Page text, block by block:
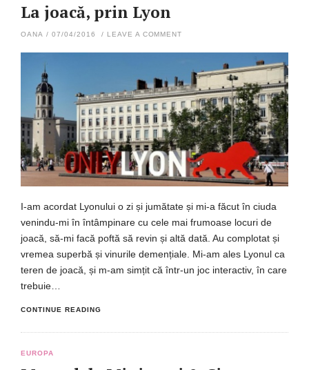
La joacă, prin Lyon
OANA / 07/04/2016 / LEAVE A COMMENT
I-am acordat Lyonului o zi și jumătate și mi-a făcut în ciuda
venindu-mi în întâmpinare cu cele mai frumoase locuri de
joacă, să-mi facă poftă să revin și altă dată. Au complotat și
vremea superbă și vinurile demențiale. Mi-am ales Lyonul ca
teren de joacă, și m-am simțit că într-un joc interactiv, în care
trebuie…
CONTINUE READING
EUROPA